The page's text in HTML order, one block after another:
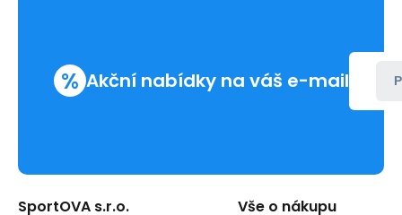
% Akční nabídky na váš e-mail
SportOVA s.r.o. Vše o nákupu